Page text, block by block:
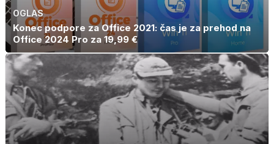
OGLAS
Konec podpore za Office 2021: čas je za prehod na
Office 2024 Pro za 19,99 €